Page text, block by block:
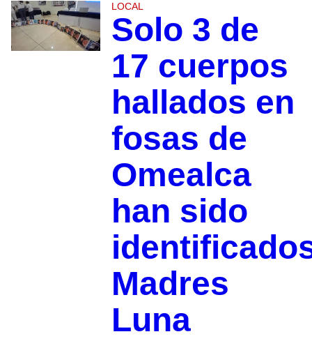
LOCAL
Solo 3 de
17 cuerpos
hallados en
fosas de
Omealca
han sido
Madres
Luna